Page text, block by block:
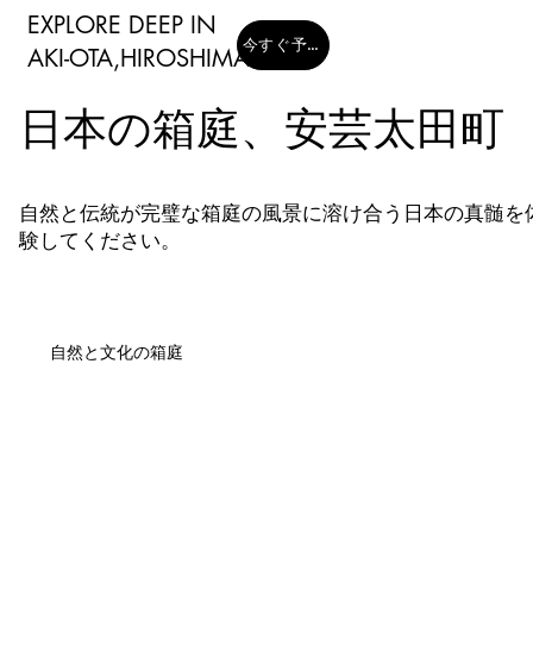
EXPLORE DEEP IN
​AKI-OTA,HIROSHIMA
今すぐ予約する
日本の箱庭、安芸太田町
日本の箱庭、安芸太田町
自然と伝統が完璧な箱庭の風景に溶け合う日本の真髄を
験してください。
自然と文化の箱庭